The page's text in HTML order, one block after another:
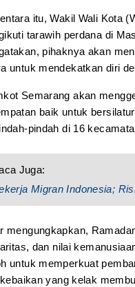
itu, Wakil Wali Kota
tarawih perdana di
pihaknya akan
untuk mendekatkan diri
Semarang akan
baik untuk
pindah di 16
Juga:
Migran Indonesia;
mengungkapkan,
dan nilai
untuk memperkuat
yang kelak